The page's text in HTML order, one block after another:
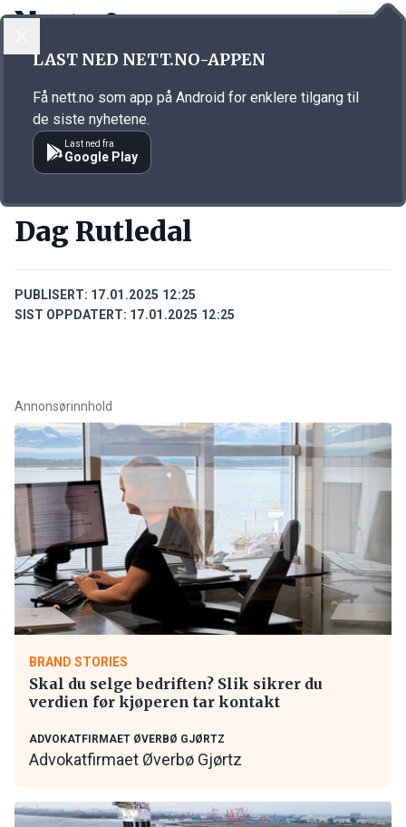
Annonsørinnhold
Dag Rutledal
PUBLISERT: 17.01.2025 12:25
SIST OPPDATERT: 17.01.2025 12:25
Annonsørinnhold
BRAND STORIES
Skal du selge bedriften? Slik sikrer du
verdien før kjøperen tar kontakt
ADVOKATFIRMAET ØVERBØ GJØRTZ
Advokatfirmaet Øverbø Gjørtz
LAST NED NETT.NO-APPEN
Få nett.no som app på Android for enklere tilgang til
de siste nyhetene.
Last ned fra
Google Play